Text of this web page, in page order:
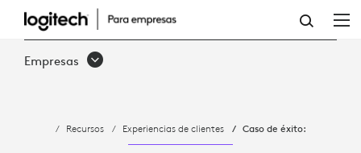
JALA
LINTAS
Empresas
Recursos Experiencias de clientes Caso de éxito: